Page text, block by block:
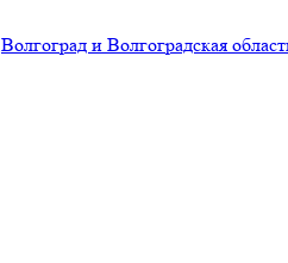
Волгоград и Волгоградская